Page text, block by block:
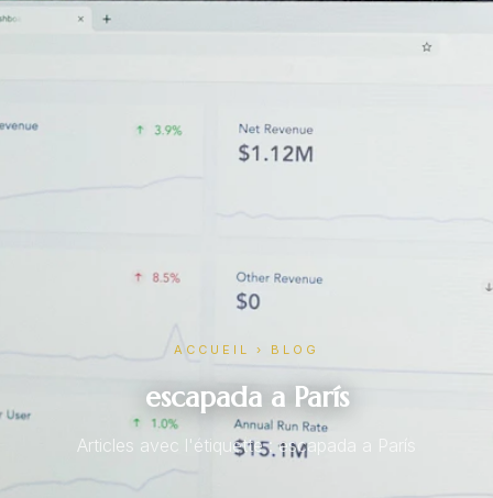
ACCUEIL › BLOG
escapada a París
Articles avec l'étiquette : escapada a París